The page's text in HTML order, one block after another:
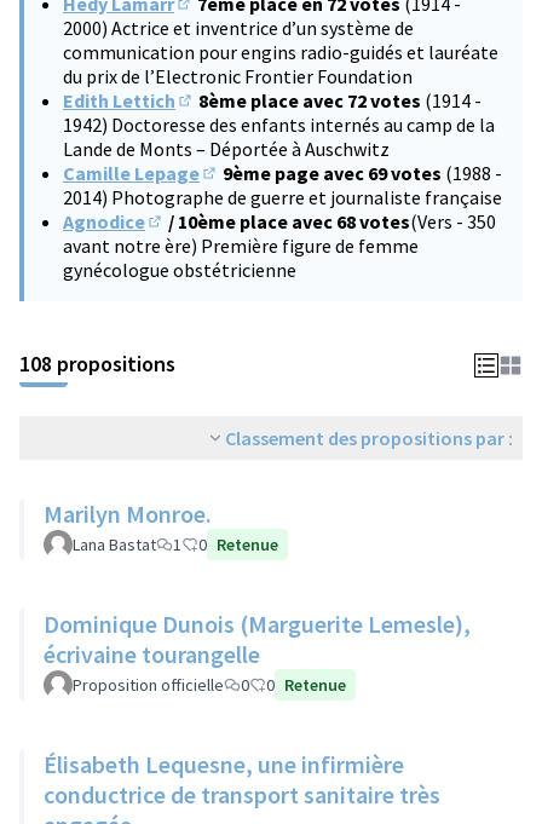
(S'ouvre dans un nouvel onglet)
2000) Actrice et inventrice d’un système de
communication pour engins radio-guidés et lauréate
du prix de l’Electronic Frontier Foundation
Edith Lettich
(S'ouvre dans un nouvel onglet)
8ème place avec 72 votes (1914 -
1942) Doctoresse des enfants internés au camp de la
Lande de Monts – Déportée à Auschwitz
Camille Lepage
(S'ouvre dans un nouvel onglet)
9ème page avec 69 votes (1988 -
2014) Photographe de guerre et journaliste française
Agnodice
(S'ouvre dans un nouvel onglet)
/ 10ème place avec 68 votes(Vers - 350
avant notre ère) Première figure de femme
gynécologue obstétricienne
108 propositions
Classement des propositions par :
Marilyn Monroe.
Lana Bastat 1 0 Retenue
Dominique Dunois (Marguerite Lemesle),
écrivaine tourangelle
Proposition officielle 0 0 Retenue
Élisabeth Lequesne, une infirmière
conductrice de transport sanitaire très